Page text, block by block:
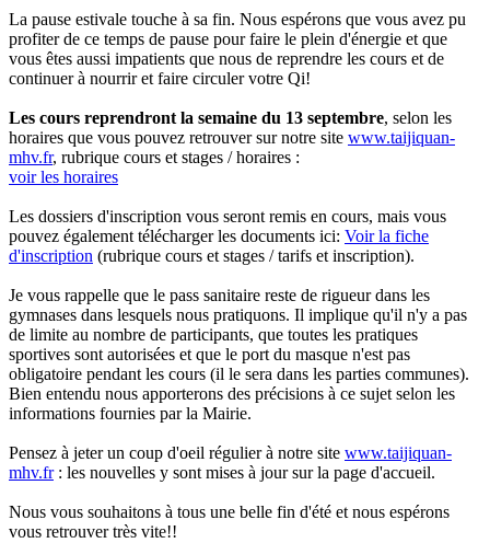
La pause estivale touche à sa fin. Nous espérons que vous avez pu
profiter de ce temps de pause pour faire le plein d'énergie et que
vous êtes aussi impatients que nous de reprendre les cours et de
continuer à nourrir et faire circuler votre Qi!
Les cours reprendront la semaine du 13 septembre, selon les
horaires que vous pouvez retrouver sur notre site www.taijiquan-
mhv.fr, rubrique cours et stages / horaires :
voir les horaires
Les dossiers d'inscription vous seront remis en cours, mais vous
pouvez également télécharger les documents ici: Voir la fiche
d'inscription (rubrique cours et stages / tarifs et inscription).
Je vous rappelle que le pass sanitaire reste de rigueur dans les
gymnases dans lesquels nous pratiquons. Il implique qu'il n'y a pas
de limite au nombre de participants, que toutes les pratiques
sportives sont autorisées et que le port du masque n'est pas
obligatoire pendant les cours (il le sera dans les parties communes).
Bien entendu nous apporterons des précisions à ce sujet selon les
informations fournies par la Mairie.
Pensez à jeter un coup d'oeil régulier à notre site www.taijiquan-
mhv.fr: les nouvelles y sont mises à jour sur la page d'accueil.
Nous vous souhaitons à tous une belle fin d'été et nous espérons
vous retrouver très vite!!